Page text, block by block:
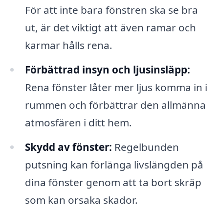
För att inte bara fönstren ska se bra
ut, är det viktigt att även ramar och
karmar hålls rena.
Förbättrad insyn och ljusinsläpp:
Rena fönster låter mer ljus komma in i
rummen och förbättrar den allmänna
atmosfären i ditt hem.
Skydd av fönster: Regelbunden
putsning kan förlänga livslängden på
dina fönster genom att ta bort skräp
som kan orsaka skador.